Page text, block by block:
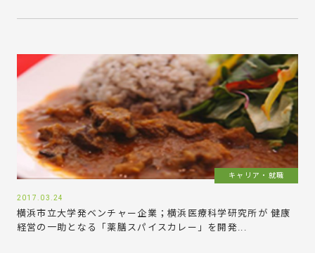
キャリア・就職
2017.03.24
横浜市立大学発ベンチャー企業；横浜医療科学研究所が 健康
経営の一助となる「薬膳スパイスカレー」を開発...